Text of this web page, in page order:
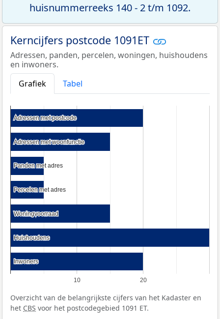
huisnummerreeks 140 - 2 t/m 1092.
Kerncijfers postcode 1091ET
Adressen, panden, percelen, woningen, huishoudens
en inwoners.
Grafiek
Tabel
10 20
Adressen met postcode
Adressen met postcode
Adressen met woonfunctie
Adressen met woonfunctie
Panden met adres
Panden met adres
Percelen met adres
Percelen met adres
Woningvoorraad
Woningvoorraad
Huishoudens
Huishoudens
Inwoners
Inwoners
Overzicht van de belangrijkste cijfers van het Kadaster en
het CBS voor het postcodegebied 1091 ET.